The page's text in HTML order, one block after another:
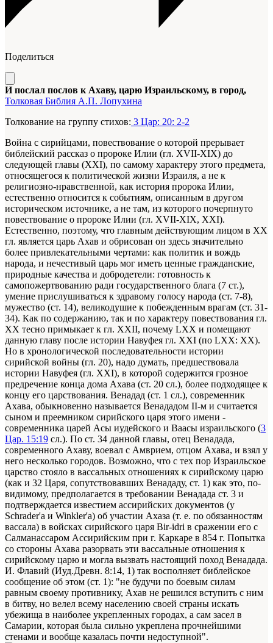
Поделиться
И послал послов к Ахаву, царю Израильскому, в город,
Толковая Библия А.П. Лопухина
Толкование на группу стихов: 3 Цар: 20: 2-2
Война с сирийцами, повествование о которой прерывает
библейский рассказ о пророке Илии (гл. XVII-XIX) до
следующей главы (XXI), по самому характеру этого предмета,
относящегося к политической жизни Израиля, а не к
религиозно-нравственной, как история пророка Илии,
естественно относится к событиям, описанным в другом
историческом источнике, а не там, из которого почерпнуто
повествование о пророке Илии (гл. XVII-XIX, XXI).
Естественно, поэтому, что главным действующим лицом в XX
гл. является царь Ахав и обрисован он здесь значительно
более привлекательными чертами: как политик и вождь
народа, и нечестивый царь мог иметь ценные гражданские,
природные качества и добродетели: готовность к
самопожертвованию ради государственного блага (7 ст.),
умение прислушиваться к здравому голосу народа (ст. 7-8),
мужество (ст. 14), великодушие к побежденным врагам (ст. 31-
34). Как по содержанию, так и по характеру повествования гл.
XX тесно примыкает к гл. XXII, почему LXX и помещают
данную главу после истории Навуфея гл. XXI (по LXX: XX).
Но в хронологической последовательности истории
сирийской войны (гл. 20), надо думать, предшествовала
истории Навуфея (гл. XXI), в которой содержится грозное
предречение конца дома Ахава (ст. 20 сл.), более подходящее к
концу его царствования. Венадад (ст. 1 сл.), современник
Ахава, обыкновенно называется Венададом II-м и считается
сыном и преемником сирийского царя этого имени -
современника царей Асы иудейского и Ваасы израильского (3
Цар. 15:19 сл.). По ст. 34 данной главы, отец Венадада,
современного Ахаву, воевал с Амврием, отцом Ахава, и взял у
него несколько городов. Возможно, что с тех пор Израильское
царство стояло в вассальных отношениях к сирийскому царю
(как и 32 Царя, сопутствовавших Венададу, ст. 1) как это, по-
видимому, предполагается в требовании Венадада ст. 3 и
подтверждается известием ассирийских документов (у
Schrader'a и Winkler'a) об участии Ахаза (т. е. по обязанностям
вассала) в войсках сирийского царя Bir-idri в сражении его с
Салманассаром Ассирийским при г. Каркаре в 854 г. Попытка
со стороны Ахава разорвать эти вассальные отношения к
сирийскому царю и могла вызвать настоящий поход Венадада.
И. Флавий (Иуд.Древн. 8:14, 1) так восполняет библейское
сообщение об этом (ст. 1): "не будучи по боевым силам
равным своему противнику, Ахав не решился вступить с ним
в битву, но велел всему населению своей страны искать
убежища в наиболее укрепленных городах, а сам засел в
Самарии, которая была сильно укреплена прочнейшими
стенами и вообще казалась почти недоступной".